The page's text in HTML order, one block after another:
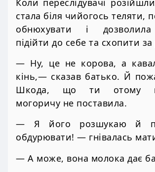
стала біля чийогось теляти,
обнюхувати і дозволила
підійти до себе та схопити
— Ну, це не корова, а
кінь,— сказав батько. Й
Шкода, що ти отому
могоричу не поставила.
— Я його розшукаю й
обдурювати! — гнівалась
— А може, вона молока дає